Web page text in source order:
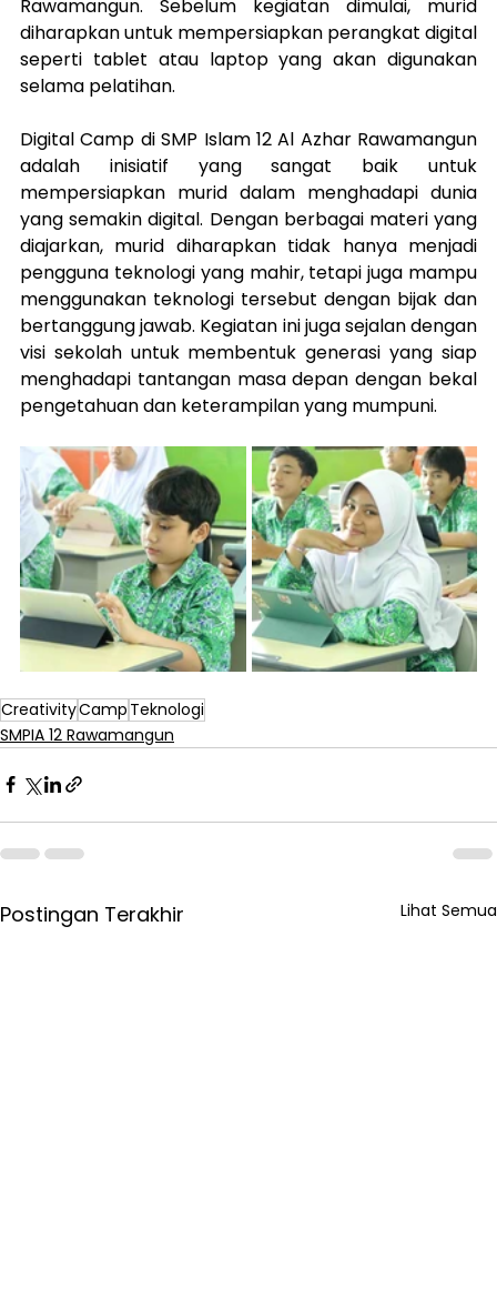
Rawamangun. Sebelum kegiatan dimulai, murid
diharapkan untuk mempersiapkan perangkat digital
seperti tablet atau laptop yang akan digunakan
selama pelatihan.
Digital Camp di SMP Islam 12 Al Azhar Rawamangun
adalah inisiatif yang sangat baik untuk
mempersiapkan murid dalam menghadapi dunia
yang semakin digital. Dengan berbagai materi yang
diajarkan, murid diharapkan tidak hanya menjadi
pengguna teknologi yang mahir, tetapi juga mampu
menggunakan teknologi tersebut dengan bijak dan
bertanggung jawab. Kegiatan ini juga sejalan dengan
visi sekolah untuk membentuk generasi yang siap
menghadapi tantangan masa depan dengan bekal
pengetahuan dan keterampilan yang mumpuni.
CreativityCamp Teknologi
SMPIA 12 Rawamangun
Postingan Terakhir Lihat Semua